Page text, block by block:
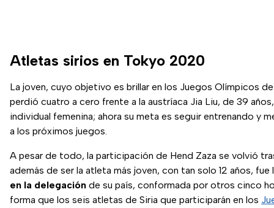
Atletas sirios en Tokyo 2020
La joven, cuyo objetivo es brillar en los Juegos Olímpicos
perdió cuatro a cero frente a la austríaca Jia Liu, de 39
individual femenina; ahora su meta es seguir entrenando y
a los próximos juegos.
A pesar de todo, la participación de Hend Zaza se volvió
además de ser la atleta más joven, con tan solo 12 años, fue
en la delegación de su país, conformada por otros cinco
forma que los seis atletas de Siria que participarán en los